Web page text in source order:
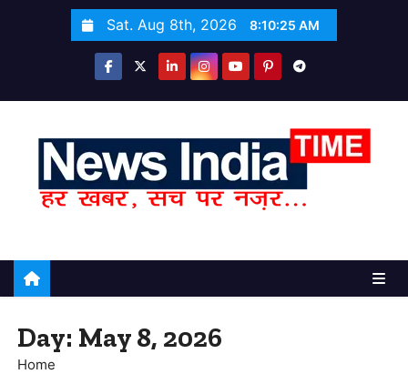
n
Sat. Aug 8th, 2026 8:10:26 AM
Day: May 8, 2026
Home